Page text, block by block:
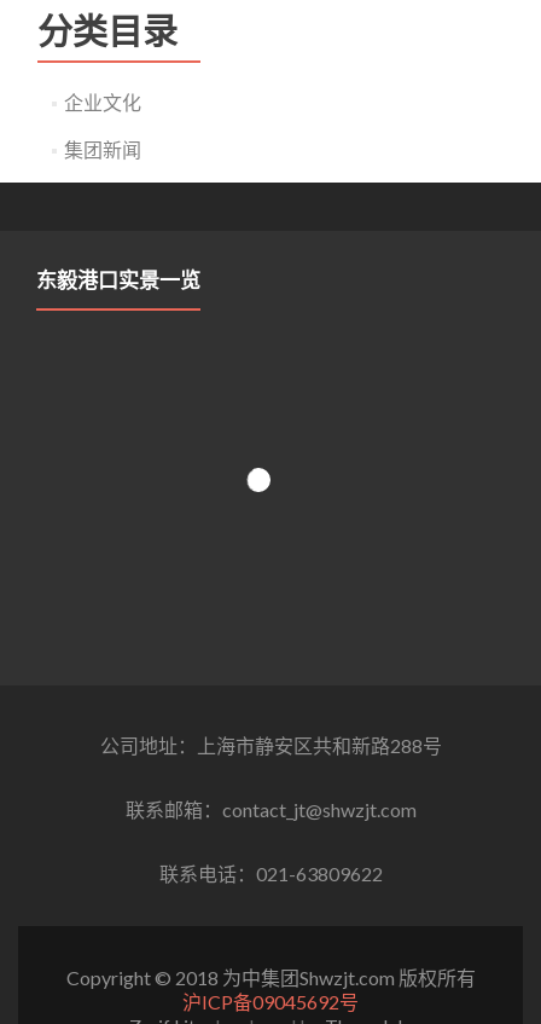
分类目录
企业文化
集团新闻
东毅港口实景一览
公司地址：上海市静安区共和新路288号
联系邮箱：contact_jt@shwzjt.com
联系电话：021-63809622
Copyright © 2018 为中集团Shwzjt.com 版权所有
沪ICP备09045692号